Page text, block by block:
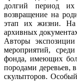
долгий период
возвращение на
этап их жизни. На
архивных
Авторы
мероприятий,
фонда, имеющих
породами деревьев,
скульпторов.